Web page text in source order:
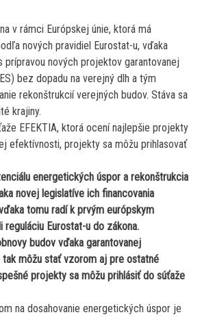
v rámci Európskej únie, ktorá má
nových pravidiel Eurostat-u, vďaka
prípravou nových projektov garantovanej
bez dopadu na verejný dlh a tým
rekonštrukcií verejných budov. Stáva sa
krajiny.
EFEKTIA, ktorá ocení najlepšie projekty
efektívnosti, projekty sa môžu prihlasovať
energetických úspor a rekonštrukcia
novej legislatíve ich financovania
tomu radí k prvým európskym
reguláciu Eurostat-u do zákona.
budov vďaka garantovanej
môžu stať vzorom aj pre ostatné
projekty sa môžu prihlásiť do súťaže
na dosahovanie energetických úspor je